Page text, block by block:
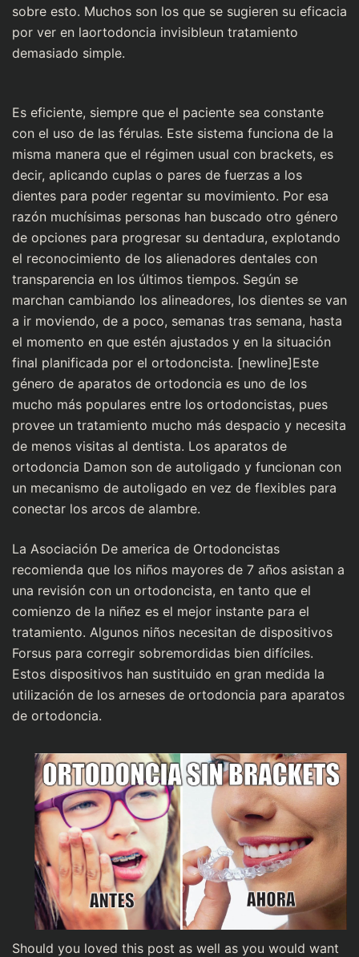
sobre esto. Muchos son los que se sugieren su eficacia
por ver en laortodoncia invisibleun tratamiento
demasiado simple.
Es eficiente, siempre que el paciente sea constante
con el uso de las férulas. Este sistema funciona de la
misma manera que el régimen usual con brackets, es
decir, aplicando cuplas o pares de fuerzas a los
dientes para poder regentar su movimiento. Por esa
razón muchísimas personas han buscado otro género
de opciones para progresar su dentadura, explotando
el reconocimiento de los alienadores dentales con
transparencia en los últimos tiempos. Según se
marchan cambiando los alineadores, los dientes se van
a ir moviendo, de a poco, semanas tras semana, hasta
el momento en que estén ajustados y en la situación
final planificada por el ortodoncista. [newline]Este
género de aparatos de ortodoncia es uno de los
mucho más populares entre los ortodoncistas, pues
provee un tratamiento mucho más despacio y necesita
de menos visitas al dentista. Los aparatos de
ortodoncia Damon son de autoligado y funcionan con
un mecanismo de autoligado en vez de flexibles para
conectar los arcos de alambre.
La Asociación De america de Ortodoncistas
recomienda que los niños mayores de 7 años asistan a
una revisión con un ortodoncista, en tanto que el
comienzo de la niñez es el mejor instante para el
tratamiento. Algunos niños necesitan de dispositivos
Forsus para corregir sobremordidas bien difíciles.
Estos dispositivos han sustituido en gran medida la
utilización de los arneses de ortodoncia para aparatos
de ortodoncia.
Should you loved this post as well as you would want